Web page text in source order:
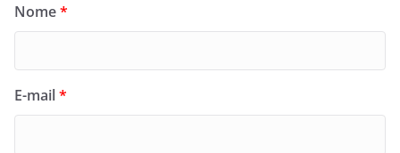
Nome*
E-mail*